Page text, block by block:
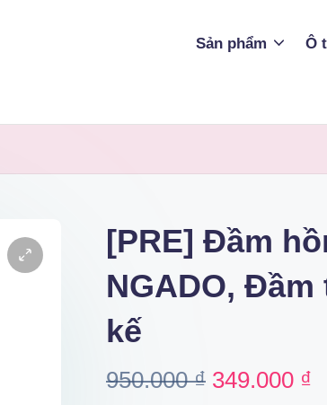
Sản phẩm Ô
[PRE] Đầm
NGADO,
kế
950.000₫ Original
349.000 ₫